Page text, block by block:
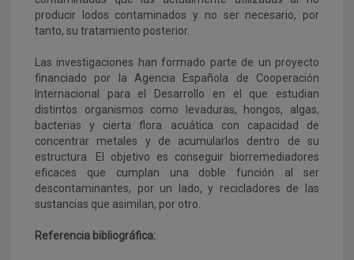
producir lodos contaminados y no ser necesario, por
tanto, su tratamiento posterior.
Las investigaciones han formado parte de un proyecto
financiado por la Agencia Española de Cooperación
Internacional para el Desarrollo en el que estudian
distintos organismos como levaduras, hongos, algas,
bacterias y cierta flora acuática con capacidad de
concentrar metales y de acumularlos dentro de su
estructura. El objetivo es conseguir biorremediadores
eficaces que cumplan una doble función al ser
descontaminantes, por un lado, y recicladores de las
sustancias que asimilan, por otro.
Referencia bibliográfica: